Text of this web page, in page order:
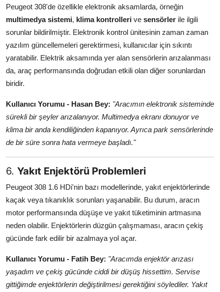
Peugeot 308'de özellikle elektronik aksamlarda, örneğin
multimedya sistemi, klima kontrolleri ve sensörler ile ilgili
sorunlar bildirilmiştir. Elektronik kontrol ünitesinin zaman zaman
yazılım güncellemeleri gerektirmesi, kullanıcılar için sıkıntı
yaratabilir. Elektrik aksamında yer alan sensörlerin arızalanması
da, araç performansında doğrudan etkili olan diğer sorunlardan
biridir.
Kullanıcı Yorumu - Hasan Bey: "Aracımın elektronik sisteminde
sürekli bir şeyler arızalanıyor. Multimedya ekranı donuyor ve
klima bir anda kendiliğinden kapanıyor. Ayrıca park sensörlerinde
de bir süre sonra hata vermeye başladı."
6. Yakıt Enjektörü Problemleri
Peugeot 308 1.6 HDi'nin bazı modellerinde, yakıt enjektörlerinde
kaçak veya tıkanıklık sorunları yaşanabilir. Bu durum, aracın
motor performansında düşüşe ve yakıt tüketiminin artmasına
neden olabilir. Enjektörlerin düzgün çalışmaması, aracın çekiş
gücünde fark edilir bir azalmaya yol açar.
Kullanıcı Yorumu - Fatih Bey: "Aracımda enjektör arızası
yaşadım ve çekiş gücünde ciddi bir düşüş hissettim. Servise
gittiğimde enjektörlerin değiştirilmesi gerektiğini söylediler. Yakıt